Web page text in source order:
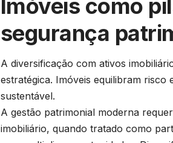
Imóveis como
segurança
A diversificação com ativos
estratégica. Imóveis equilibram
sustentável.
A gestão patrimonial moderna
imobiliário, quando tratado como